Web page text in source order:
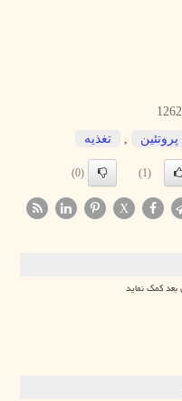
پروتئین , تغذیه
(1)
(0)
X